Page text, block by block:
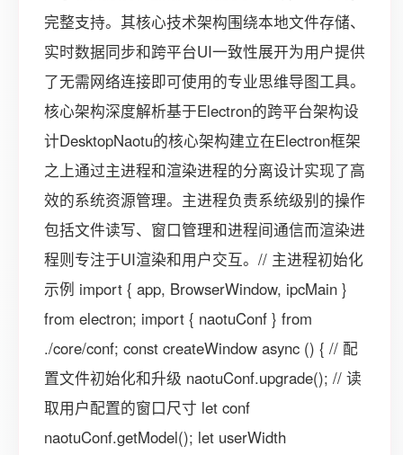
完整支持。其核心技术架构围绕本地文件存储、
实时数据同步和跨平台UI一致性展开为用户提供
了无需网络连接即可使用的专业思维导图工具。
核心架构深度解析基于Electron的跨平台架构设
计DesktopNaotu的核心架构建立在Electron框架
之上通过主进程和渲染进程的分离设计实现了高
效的系统资源管理。主进程负责系统级别的操作
包括文件读写、窗口管理和进程间通信而渲染进
程则专注于UI渲染和用户交互。// 主进程初始化
示例 import { app, BrowserWindow, ipcMain }
from electron; import { naotuConf } from
./core/conf; const createWindow async () { // 配
置文件初始化和升级 naotuConf.upgrade(); // 读
取用户配置的窗口尺寸 let conf
naotuConf.getModel(); let userWidth